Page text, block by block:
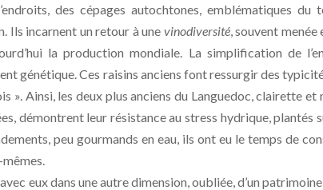
des cépages autochtones, emblématiques
Ils incarnent un retour à une vinodiversité, souvent
la production mondiale. La simplification de
génétique. Ces raisins anciens font ressurgir des
». Ainsi, les deux plus anciens du Languedoc, clairette
démontrent leur résistance au stress hydrique,
peu gourmands en eau, ils ont eu le temps de
mêmes.
eux dans une autre dimension, oubliée, d’un